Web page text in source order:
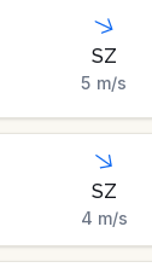
SZ
5 m/s
SZ
4 m/s